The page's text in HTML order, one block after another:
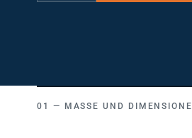
MASSE UND DIMENSIONEN